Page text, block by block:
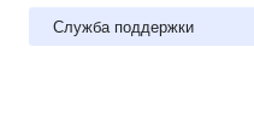
Служба поддержки